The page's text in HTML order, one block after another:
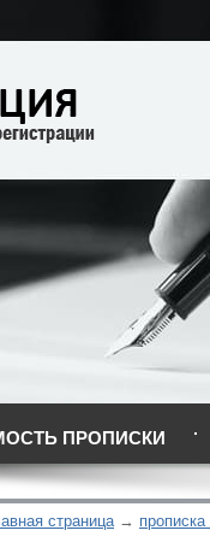
ПРОПИСКИ
страница